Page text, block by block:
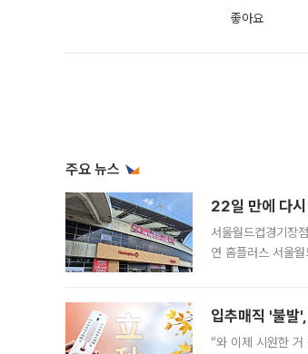
좋아요
주요 뉴스
22일 만에 다
서울월드컵경기장
연 홈플러스 서울
입추매직 '불발
“와 이제 시원한